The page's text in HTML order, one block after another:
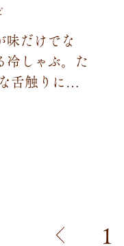
味だけでな
冷し ゃぶ。 た
な舌触 り に…
1